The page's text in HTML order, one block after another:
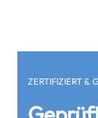
ZERTIFIZIERT &